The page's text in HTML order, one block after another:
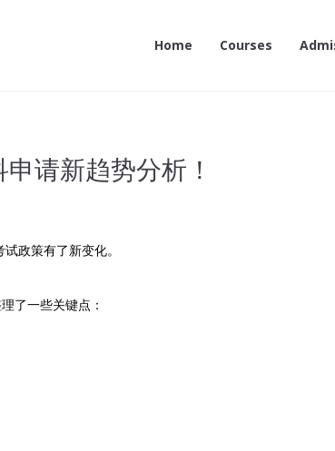
Home Courses
请新趋势分析！
政策有了新变化。
了一些关键点：